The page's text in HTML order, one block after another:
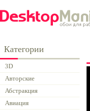
Категории
3D
Авторские
Абстракция
Авиация